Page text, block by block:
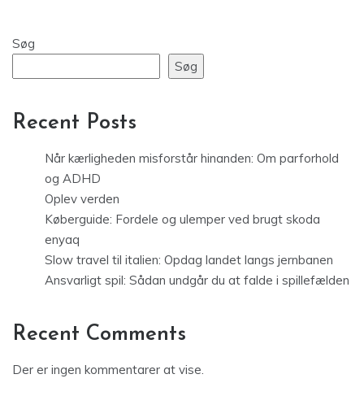
Søg
Søg
Recent Posts
Når kærligheden misforstår hinanden: Om parforhold
og ADHD
Oplev verden
Køberguide: Fordele og ulemper ved brugt skoda
enyaq
Slow travel til italien: Opdag landet langs jernbanen
Ansvarligt spil: Sådan undgår du at falde i spillefælden
Recent Comments
Der er ingen kommentarer at vise.